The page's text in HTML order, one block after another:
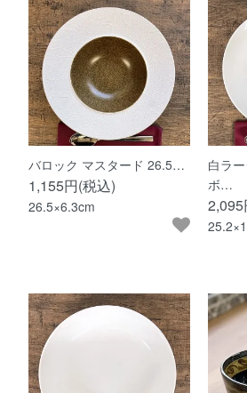
バロック マスタード 26.5…
1,155円(税込)
26.5×6.3cm
白ラ
ボ…
2,095